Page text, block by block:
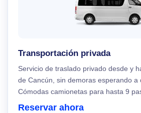
Transportación privada
Servicio de traslado privado desde y
de Cancún, sin demoras esperando a
Cómodas camionetas para hasta 9
Reservar ahora